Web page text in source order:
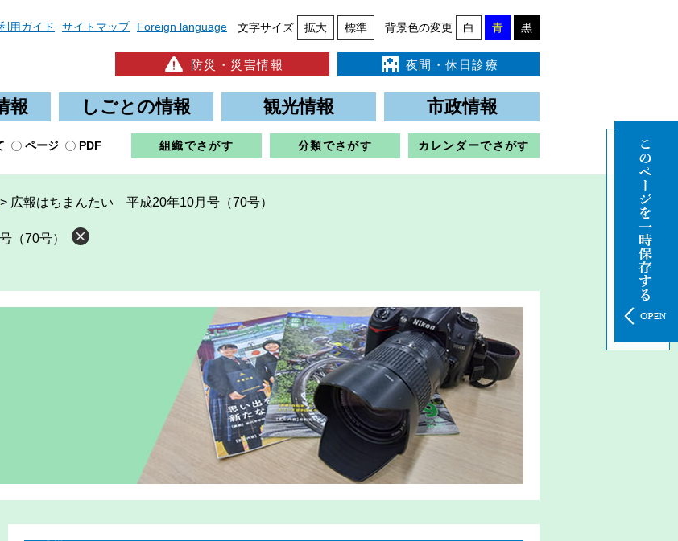
用ガイド サイトマップ Foreign language 文字サイズ 拡大 標準 背景色の変更 白 青 黒
防災・災害情報 夜間・休日診療
報 しごとの情報 観光情報 市政情報
ページ PDF 組織でさがす 分類でさがす カレンダーでさがす
> 広報はちまんたい 平成20年10月号（70号）
（70号）